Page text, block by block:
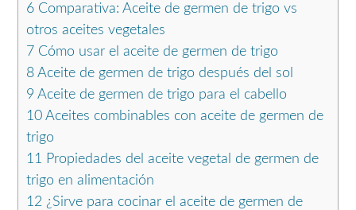
6 Comparativa: Aceite de germen de trigo vs
otros aceites vegetales
7 Cómo usar el aceite de germen de trigo
8 Aceite de germen de trigo después del sol
9 Aceite de germen de trigo para el cabello
10 Aceites combinables con aceite de germen de
trigo
11 Propiedades del aceite vegetal de germen de
trigo en alimentación
12 ¿Sirve para cocinar el aceite de germen de